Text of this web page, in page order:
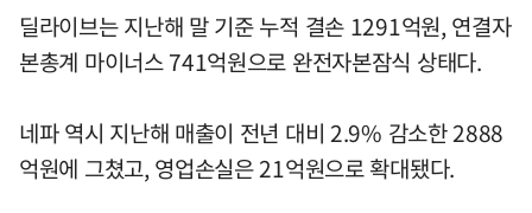
딜라이브는 지난해 말 기준 누적 결손 1291억원, 연결자
본총계 마이너스 741억원으로 완전자본잠식 상태다.
네파 역시 지난해 매출이 전년 대비 2.9% 감소한 2888
억원에 그쳤고, 영업손실은 21억원으로 확대됐다.